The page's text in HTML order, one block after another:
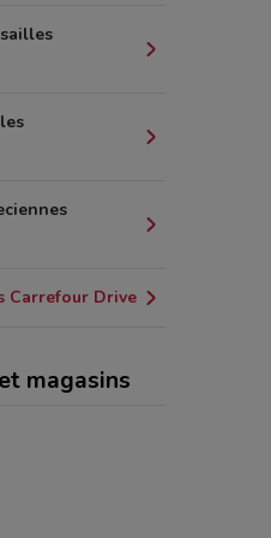
Carrefour Drive
magasins